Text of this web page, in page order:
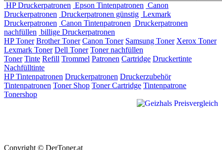
HP Druckerpatronen Epson Tintenpatronen Canon
Druckerpatronen Druckerpatronen günstig Lexmark
Druckerpatronen Canon Tintenpatronen Druckerpatronen
nachfüllen billige Druckerpatronen
HP Toner Brother Toner Canon Toner Samsung Toner Xerox Toner
Lexmark Toner Dell Toner Toner nachfüllen
Toner Tinte Refill Trommel Patronen Cartridge Druckertinte
Nachfülltinte
HP Tintenpatronen Druckerpatronen Druckerzubehör
Tintenpatronen Toner Shop Toner Cartridge Tintenpatrone
Tonershop
Copyright © DerToner.at